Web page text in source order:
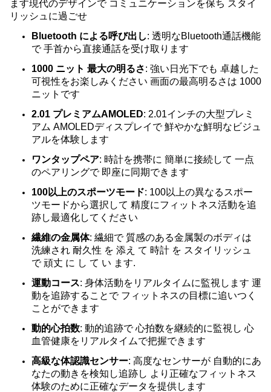
ます現代のデザインで コミュニケーションを保ち スタイ
リッシュに過ごせ
Bluetooth による呼び出し: 透明なBluetooth通話機能
で 手首から直接通話を受け取ります
1000 ニット 最大の明るさ: 強い日光下でも 卓越した
可視性をお楽しみください 画面の最高明るさは 1000
ニットです
2.01 プレミアムAMOLED: 2.01インチの大型プレミ
アム AMOLEDディスプレイで 鮮やかな鮮明なビジュ
アルを体験します
ワンタップペア: 時計を携帯に 簡単に接続して 一点
のペアリングで 即座に同期できます
100以上のスポーツモード: 100以上の異なるスポー
ツモードから選択して 精度にフィットネス活動を追
跡し最適化してください
繊維の金属体: 繊細で 質感のある金属製のボディは
洗練され 耐久性 を 添え て 時計 を スタイリッシュ
で 頑丈 に し て い ます.
運動コース: 身体活動をリアルタイムに監視します 運
動を追跡することで フィットネスの目標に追いつく
ことができます
動的心拍数: 動的追跡で 心拍数を継続的に監視し 心
血管健康をリアルタイムで把握できます
高級な体認識センサー: 高度なセンサーが 自動的にあ
なたの動きを検知し追跡し より正確なフィットネス
体験のために正確なデータを提供します